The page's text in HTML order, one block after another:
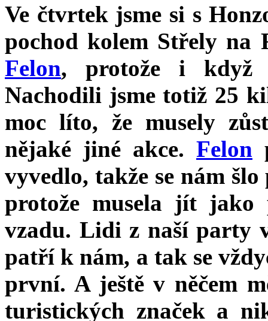
Ve čtvrtek jsme si s
pochod kolem Střely na
Felon, protože i když
Nachodili jsme totiž 25
moc líto, že musely
nějaké jiné akce. Felon
vyvedlo, takže se nám
protože musela jít jako
vzadu. Lidi z naší party
patří k nám, a tak se
první. A ještě v něčem
turistických značek a